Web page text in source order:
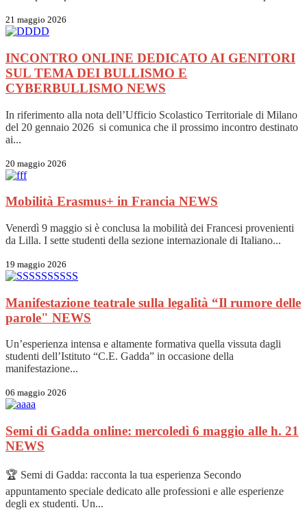
21 maggio 2026
INCONTRO ONLINE DEDICATO AI GENITORI
SUL TEMA DEI BULLISMO E
CYBERBULLISMO NEWS
In riferimento alla nota dell’Ufficio Scolastico Territoriale di Milano
del 20 gennaio 2026 si comunica che il prossimo incontro destinato
ai...
20 maggio 2026
Mobilità Erasmus+ in Francia NEWS
Venerdì 9 maggio si è conclusa la mobilità dei Francesi provenienti
da Lilla. I sette studenti della sezione internazionale di Italiano...
19 maggio 2026
Manifestazione teatrale sulla legalità “Il rumore delle
parole" NEWS
Un’esperienza intensa e altamente formativa quella vissuta dagli
studenti dell’Istituto “C.E. Gadda” in occasione della
manifestazione...
06 maggio 2026
Semi di Gadda online: mercoledì 6 maggio alle h. 21
NEWS
🏆 Semi di Gadda: racconta la tua esperienza Secondo
appuntamento speciale dedicato alle professioni e alle esperienze
degli ex studenti. Un...